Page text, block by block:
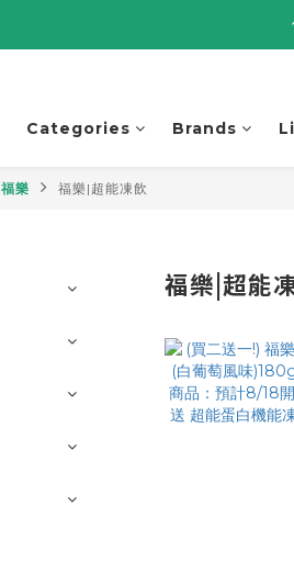
Categories Brands
福樂 福樂|超能凍飲
福樂|超能